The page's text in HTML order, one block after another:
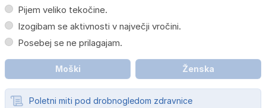
Pijem veliko tekočine.
Izogibam se aktivnosti v največji vročini.
Posebej se ne prilagajam.
Moški Ženska
Poletni miti pod drobnogledom zdravnice